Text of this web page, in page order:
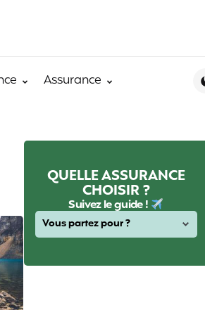
Assurance
QUELLE ASSURANCE
CHOISIR ?
Suivez le guide !